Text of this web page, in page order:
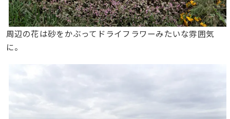
周辺の花は砂をかぶってドライフラワーみたいな雰囲気
に。